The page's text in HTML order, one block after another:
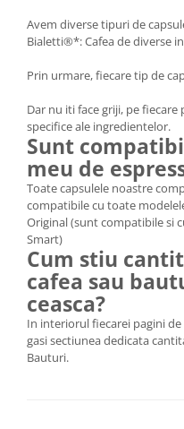
Avem diverse tipuri de
Bialetti®*: Cafea de diverse
Prin urmare, fiecare tip de
Dar nu iti face griji, pe
specifice ale ingredientelor.
Sunt
meu de
Toate capsulele noastre
compatibile cu toate
Original (sunt compatibile si
Smart)
Cum stiu
cafea sau
ceasca?
In interiorul fiecarei pagini
gasi sectiunea dedicata
Bauturi.